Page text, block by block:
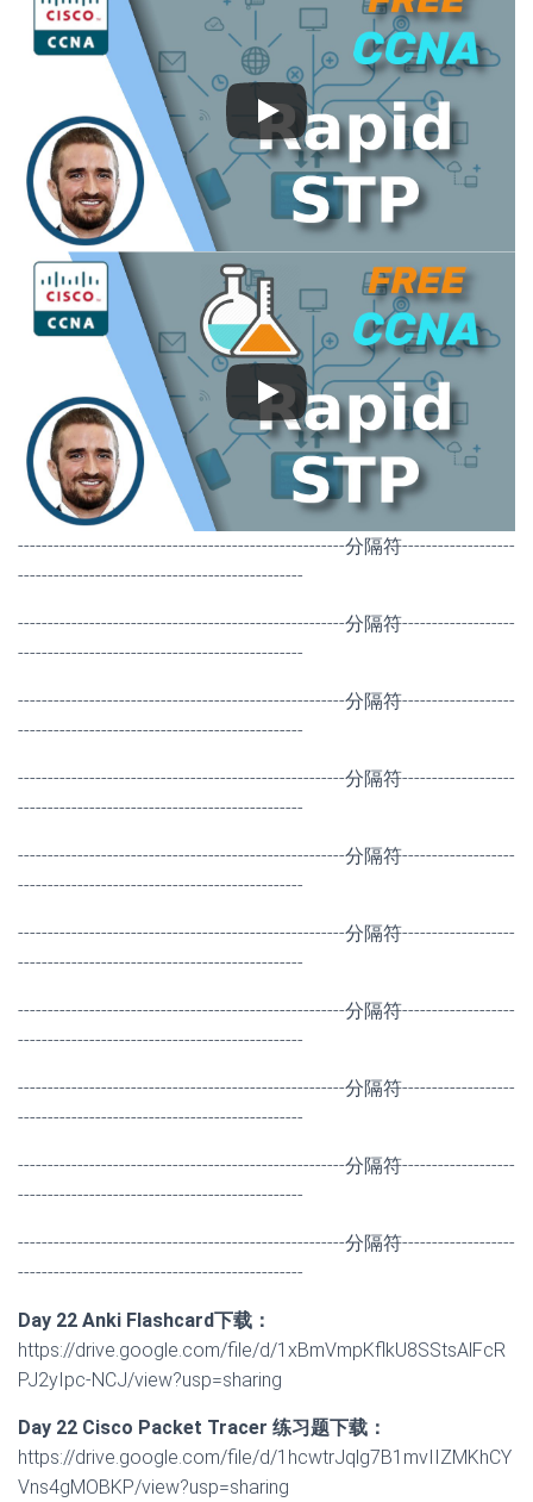
-------------------------------------------------------分隔符-------------------
------------------------------------------------
-------------------------------------------------------分隔符-------------------
------------------------------------------------
-------------------------------------------------------分隔符-------------------
------------------------------------------------
-------------------------------------------------------分隔符-------------------
------------------------------------------------
-------------------------------------------------------分隔符-------------------
------------------------------------------------
-------------------------------------------------------分隔符-------------------
------------------------------------------------
-------------------------------------------------------分隔符-------------------
------------------------------------------------
-------------------------------------------------------分隔符-------------------
------------------------------------------------
-------------------------------------------------------分隔符-------------------
------------------------------------------------
-------------------------------------------------------分隔符-------------------
------------------------------------------------
Day 22 Anki Flashcard下载：
https://drive.google.com/file/d/1xBmVmpKflkU8SStsAlFcR
PJ2yIpc-NCJ/view?usp=sharing
Day 22 Cisco Packet Tracer 练习题下载：
https://drive.google.com/file/d/1hcwtrJqlg7B1mvIIZMKhCY
Vns4gMOBKP/view?usp=sharing